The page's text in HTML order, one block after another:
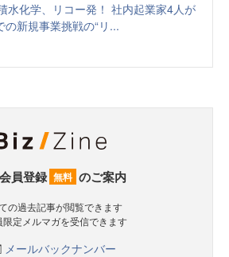
水化学、リコー発！ 社内起業家4人が
の新規事業挑戦の“リ...
員登録 無料 のご案内
の過去記事が閲覧できます
限定メルマガを受信できます
メールバックナンバー